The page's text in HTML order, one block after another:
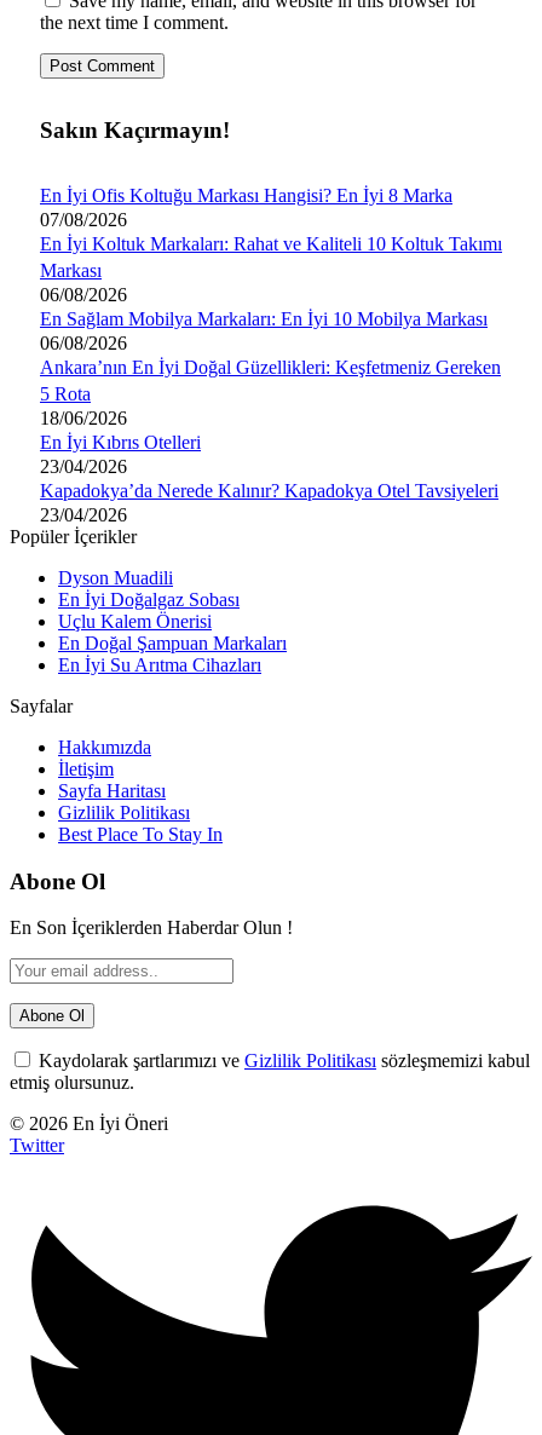
the next time I comment.
Sakın Kaçırmayın!
En İyi Ofis Koltuğu Markası Hangisi? En İyi 8 Marka
07/08/2026
En İyi Koltuk Markaları: Rahat ve Kaliteli 10 Koltuk Takımı
Markası
06/08/2026
En Sağlam Mobilya Markaları: En İyi 10 Mobilya Markası
06/08/2026
Ankara’nın En İyi Doğal Güzellikleri: Keşfetmeniz Gereken
5 Rota
18/06/2026
En İyi Kıbrıs Otelleri
23/04/2026
Kapadokya’da Nerede Kalınır? Kapadokya Otel Tavsiyeleri
23/04/2026
Popüler İçerikler
Dyson Muadili
En İyi Doğalgaz Sobası
Uçlu Kalem Önerisi
En Doğal Şampuan Markaları
En İyi Su Arıtma Cihazları
Sayfalar
Hakkımızda
İletişim
Sayfa Haritası
Gizlilik Politikası
Best Place To Stay In
Abone Ol
En Son İçeriklerden Haberdar Olun !
Kaydolarak şartlarımızı ve Gizlilik Politikası sözleşmemizi kabul
etmiş olursunuz.
© 2026 En İyi Öneri
Twitter